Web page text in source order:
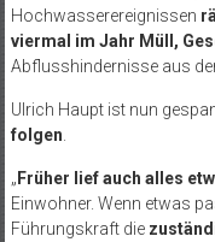
Hochwasserereignissen
viermal im Jahr Müll,
Abflusshindernisse aus der
Ulrich Haupt ist nun
folgen
„Früher lief auch alles
Einwohner. Wenn etwas
Führungskraft die